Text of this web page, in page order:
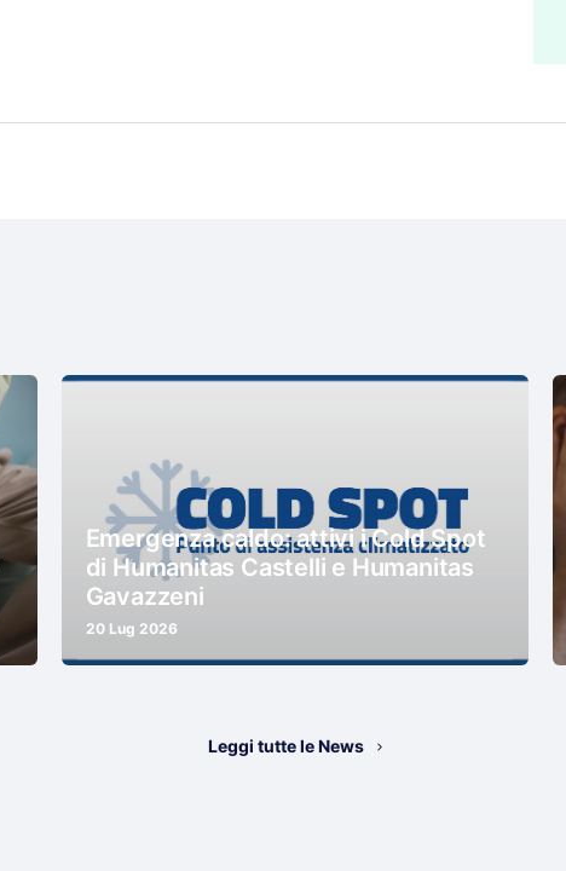
Emergenza caldo: attivi i Cold Spot
di Humanitas Castelli e Humanitas
Gavazzeni
20 Lug 2026
Leggi tutte le News